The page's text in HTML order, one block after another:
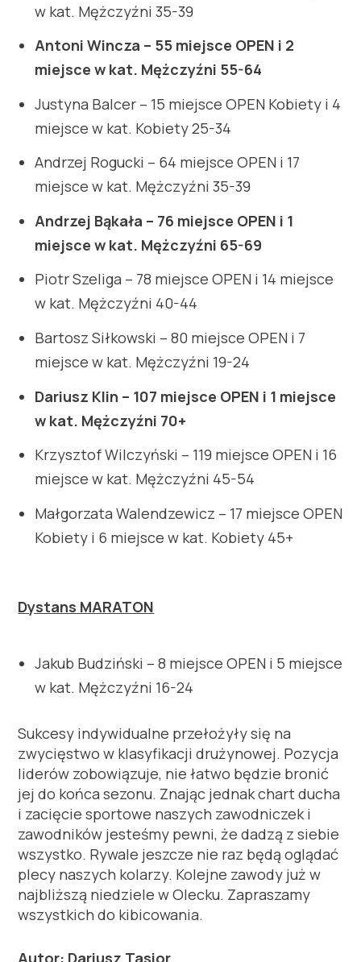
w kat. Mężczyźni 35-39
Antoni Wincza – 55 miejsce OPEN i 2
miejsce w kat. Mężczyźni 55-64
Justyna Balcer – 15 miejsce OPEN Kobiety i 4
miejsce w kat. Kobiety 25-34
Andrzej Rogucki – 64 miejsce OPEN i 17
miejsce w kat. Mężczyźni 35-39
Andrzej Bąkała – 76 miejsce OPEN i 1
miejsce w kat. Mężczyźni 65-69
Piotr Szeliga – 78 miejsce OPEN i 14 miejsce
w kat. Mężczyźni 40-44
Bartosz Siłkowski – 80 miejsce OPEN i 7
miejsce w kat. Mężczyźni 19-24
Dariusz Klin – 107 miejsce OPEN i 1 miejsce
w kat. Mężczyźni 70+
Krzysztof Wilczyński – 119 miejsce OPEN i 16
miejsce w kat. Mężczyźni 45-54
Małgorzata Walendzewicz – 17 miejsce OPEN
Kobiety i 6 miejsce w kat. Kobiety 45+
Dystans MARATON
Jakub Budziński – 8 miejsce OPEN i 5 miejsce
w kat. Mężczyźni 16-24
Sukcesy indywidualne przełożyły się na
zwycięstwo w klasyfikacji drużynowej. Pozycja
liderów zobowiązuje, nie łatwo będzie bronić
jej do końca sezonu. Znając jednak chart ducha
i zacięcie sportowe naszych zawodniczek i
zawodników jesteśmy pewni, że dadzą z siebie
wszystko. Rywale jeszcze nie raz będą oglądać
plecy naszych kolarzy. Kolejne zawody już w
najbliższą niedziele w Olecku. Zapraszamy
wszystkich do kibicowania.
Autor: Dariusz Tasior